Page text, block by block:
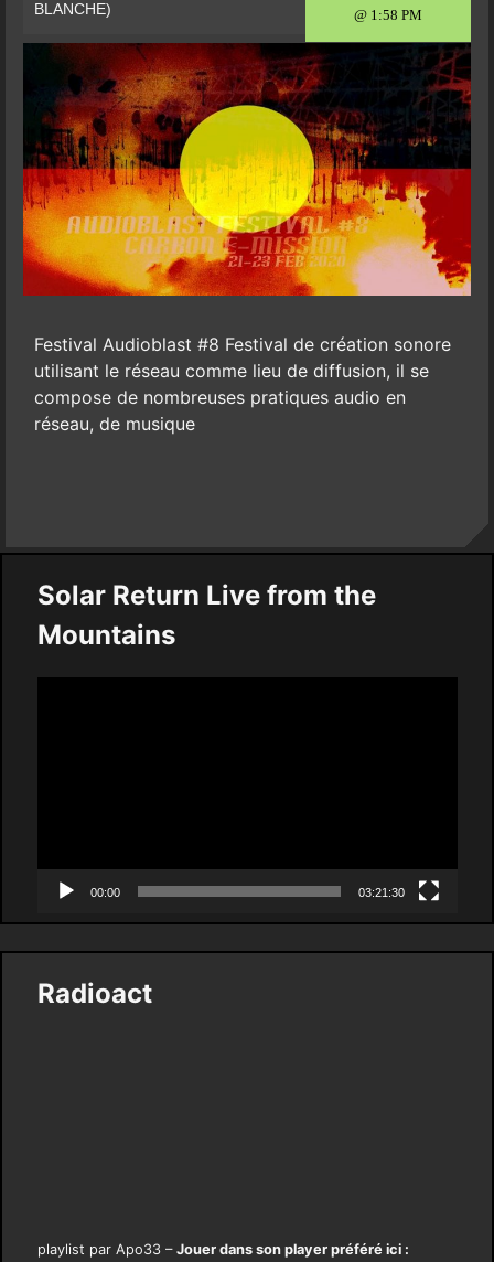
@ 1:58 PM
BLANCHE)
Festival Audioblast #8 Festival de création sonore
utilisant le réseau comme lieu de diffusion, il se
compose de nombreuses pratiques audio en
réseau, de musique
Solar Return Live from the
Mountains
00:00 03:21:30
Radioact
playlist par Apo33 – Jouer dans son player préféré ici :